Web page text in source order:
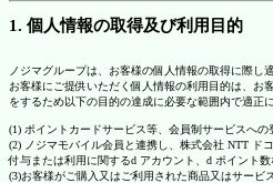
1. 個人情報の取得及び利用目的
ノジマグループは、お客様の個人情報の取得に際し
お客様にご提供いただく個人情報の利用目的は、お
をするため以下の目的の達成に必要な範囲内で適正
(1) ポイントカードサービス等、会員制サービスへ
(2) ノジマモバイル会員と連携し、株式会社 NTT ド
付与または利用に関するd アカウント、d ポイント数
(3)お客様がご購入又はご利用された商品又はサービ